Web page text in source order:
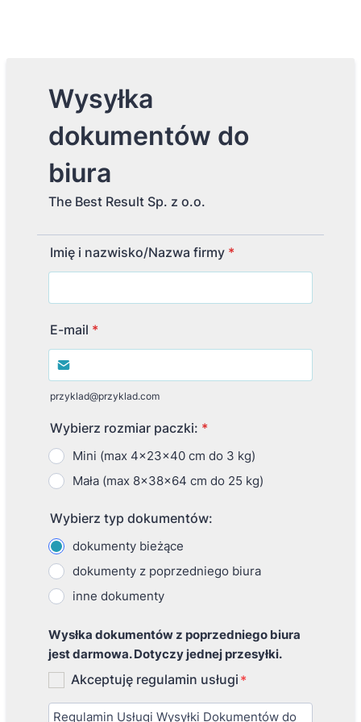
Wysyłka
dokumentów do
biura
The Best Result Sp. z o.o.
Imię i nazwisko/Nazwa firmy *
E-mail *
przyklad@przyklad.com
Wybierz rozmiar paczki: *
Mini (max 4x23x40 cm do 3 kg)
Mała (max 8x38x64 cm do 25 kg)
Wybierz typ dokumentów:
dokumenty bieżące
dokumenty z poprzedniego biura
inne dokumenty
Wysłka dokumentów z poprzedniego biura
jest darmowa. Dotyczy jednej przesyłki.